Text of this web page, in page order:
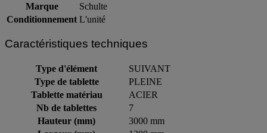
Marque
Schulte
Conditionnement L'unité
Caractéristiques techniques
Type d'élément
SUIVANT
Type de tablette
PLEINE
Tablette matériau
ACIER
Nb de tablettes
7
Hauteur (mm)
3000 mm